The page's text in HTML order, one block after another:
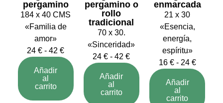
pergamino
184 x 40 CMS
«Familia de
amor»
24€ - 42€
Añadir
al
carrito
pergamino o
rollo
tradicional
70 x 30.
«Sinceridad»
24€ - 42€
Añadir
al
carrito
enmarcada
21 x 30
«Esencia,
energía,
espíritu»
16 € - 24 €
Añadir
al
carrito